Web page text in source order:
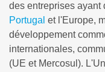
des entreprises ayant
Portugal et l'Europe,
développement
internationales,
(UE et Mercosul).